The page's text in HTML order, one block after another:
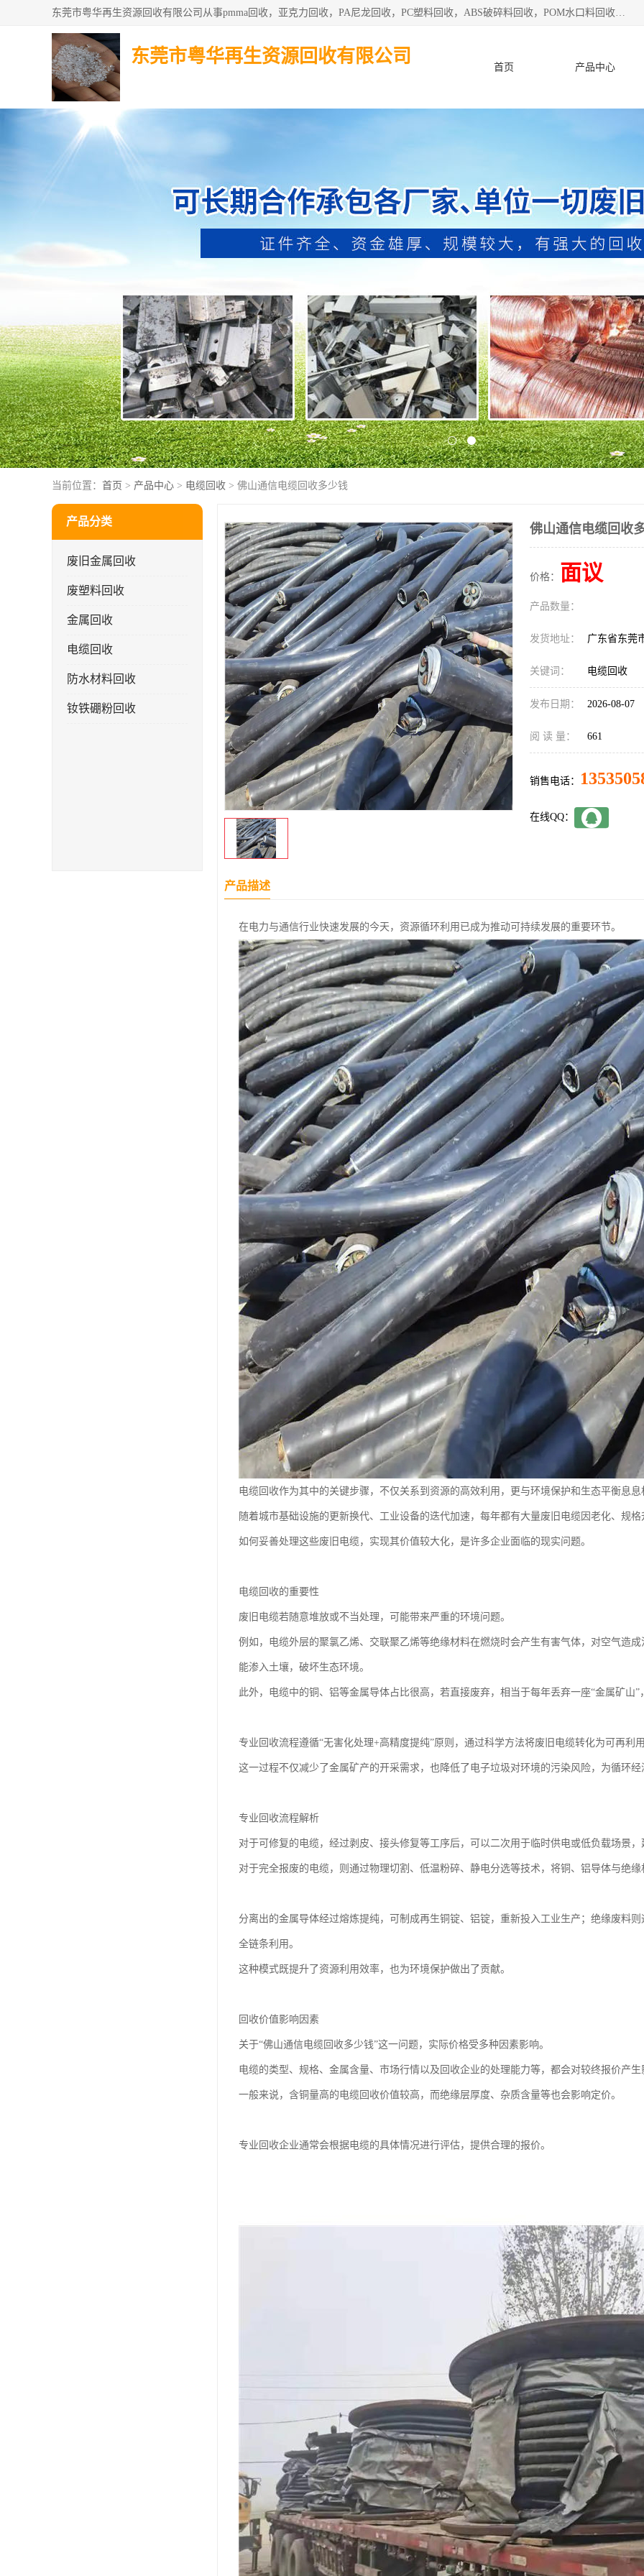
东莞市粤华再生资源回收有限公司从事pmma回收，亚克力回收，PA尼龙回收，PC塑料回收，ABS破碎料回收，POM水口料回收、废不锈钢回收等各类工厂废料回收等。
东莞市粤华再生资源回收有限公司
首页 产品中心
当前位置： 首页 > 产品中心 > 电缆回收 > 佛山通信电缆回收多少钱
产品分类
废旧金属回收
废塑料回收
金属回收
电缆回收
防水材料回收
钕铁硼粉回收
佛山通信电缆回收
价格： 面议
产品数量：
发货地址： 广东省东
关键词： 电缆回收
发布日期： 2026-08-07
阅 读 量： 661
销售电话：
在线QQ：
产品描述
在电力与通信行业快速发展的今天，资源循环利用已成为推动可持续发展的重要环节。
电缆回收作为其中的关键步骤，不仅关系到资源的高效利用，更与环境保护和生态平衡息息
随着城市基础设施的更新换代、工业设备的迭代加速，每年都有大量废旧电缆因老化、规
如何妥善处理这些废旧电缆，实现其价值较大化，是许多企业面临的现实问题。
电缆回收的重要性
废旧电缆若随意堆放或不当处理，可能带来严重的环境问题。
例如，电缆外层的聚氯乙烯、交联聚乙烯等绝缘材料在燃烧时会产生有害气体，对空气造
能渗入土壤，破坏生态环境。
此外，电缆中的铜、铝等金属导体占比很高，若直接废弃，相当于每年丢弃一座“金属矿山
专业回收流程遵循“无害化处理+高精度提纯”原则，通过科学方法将废旧电缆转化为可再利
这一过程不仅减少了金属矿产的开采需求，也降低了电子垃圾对环境的污染风险，为循环
专业回收流程解析
对于可修复的电缆，经过剥皮、接头修复等工序后，可以二次用于临时供电或低负载场景
对于完全报废的电缆，则通过物理切割、低温粉碎、静电分选等技术，将铜、铝导体与绝
分离出的金属导体经过熔炼提纯，可制成再生铜锭、铝锭，重新投入工业生产；绝缘废料
全链条利用。
这种模式既提升了资源利用效率，也为环境保护做出了贡献。
回收价值影响因素
关于“佛山通信电缆回收多少钱”这一问题，实际价格受多种因素影响。
电缆的类型、规格、金属含量、市场行情以及回收企业的处理能力等，都会对较终报价产生
一般来说，含铜量高的电缆回收价值较高，而绝缘层厚度、杂质含量等也会影响定价。
专业回收企业通常会根据电缆的具体情况进行评估，提供合理的报价。